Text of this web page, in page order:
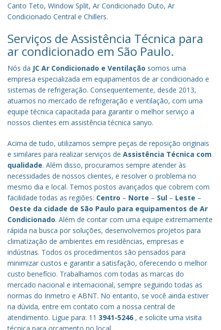
Canto Teto, Window Split, Ar Condicionado Duto, Ar
Condicionado Central e Chillers.
Serviços de Assistência Técnica para
ar condicionado em São Paulo.
Nós da JC Ar Condicionado e Ventilação somos uma
empresa especializada em equipamentos de ar condicionado e
sistemas de refrigeração. Consequentemente, desde 2013,
atuamos no mercado de refrigeração e ventilação, com uma
equipe técnica capacitada para garantir o melhor serviço a
nossos clientes em assistência técnica sanyo.
Acima de tudo, utilizamos sempre peças de reposição originais
e similares para realizar serviços de Assistência Técnica com
qualidade. Além disso, procuramos sempre atender às
necessidades de nossos clientes, e resolver o problema no
mesmo dia e local. Temos postos avançados que cobrem com
facilidade todas as regiões: Centro – Norte – Sul – Leste –
Oeste da cidade de São Paulo para equipamentos de Ar
Condicionado. Além de contar com uma equipe extremamente
rápida na busca por soluções, desenvolvemos projetos para
climatização de ambientes em residências, empresas e
indústrias. Todos os procedimentos são pensados para
minimizar custos e garantir a satisfação, oferecendo o melhor
custo benefício. Trabalhamos com todas as marcas do
mercado nacional e internacional, sempre seguindo todas as
normas do Inmetro e ABNT. No entanto, se você ainda estiver
na dúvida, entre em contato com a nossa central de
atendimento. Ligue para: 11 3941-5246 , e solicite uma visita